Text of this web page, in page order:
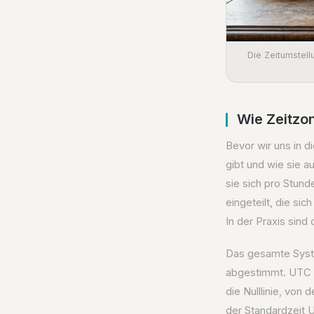
Die
Wie
Bevor wir uns in
gibt und wie sie
sie sich pro
eingeteilt, die
In der Praxis sind
Das gesamte
abgestimmt.
die Nulllinie, von
der Standardzeit